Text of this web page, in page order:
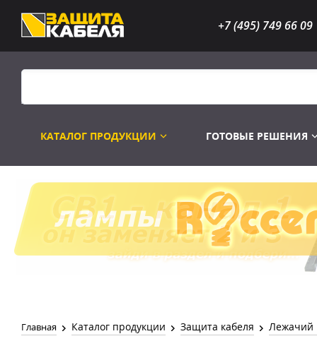
+7 (495) 749 66 09
КАТАЛОГ ПРОДУКЦИИ
Распродажа Лампы
ГОТОВЫЕ РЕШЕНИЯ
Главная Каталог продукции Защита кабеля Лежачий